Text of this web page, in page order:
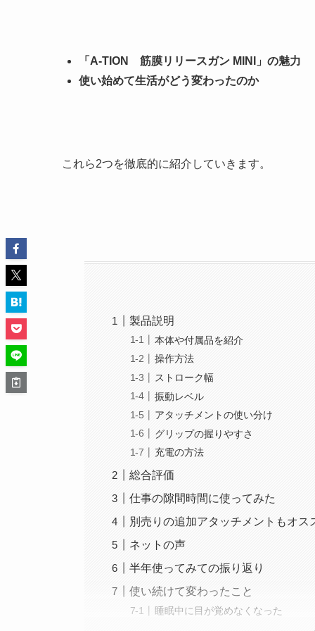
「A-TION 筋膜リリースガン MINI」の魅力
使い始めて生活がどう変わったのか
これら2つを徹底的に紹介していきます。
製品説明
本体や付属品を紹介
操作方法
ストローク幅
振動レベル
アタッチメントの使い分け
グリップの握りやすさ
充電の方法
総合評価
仕事の隙間時間に使ってみた
別売りの追加アタッチメントもオス
ネットの声
半年使ってみての振り返り
使い続けて変わったこと
睡眠中に目が覚めなくなった